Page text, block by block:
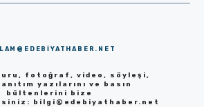
fotoğraf, video, söyleşi,
yazılarını ve basın
bültenlerini bize
bilgi@edebiyathaber.net